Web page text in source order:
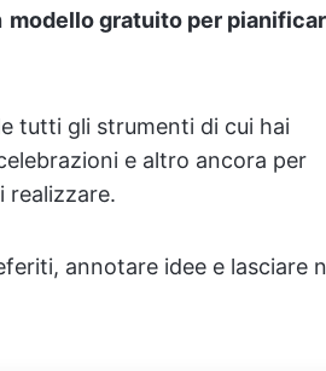
modello gratuito per
tutti gli strumenti di cui hai
e altro ancora per
realizzare.
annotare idee e lasciare